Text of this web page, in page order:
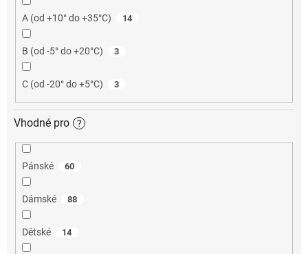
A (od +10° do +35°C) 14
B (od -5° do +20°C) 3
C (od -20° do +5°C) 3
Vhodné pro ?
Pánské 60
Dámské 88
Dětské 14